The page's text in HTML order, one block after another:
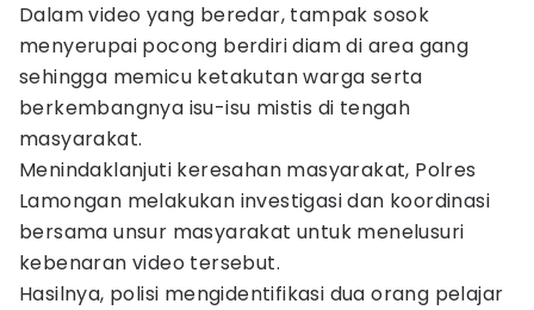
Dalam video yang beredar, tampak sosok
menyerupai pocong berdiri diam di area gang
sehingga memicu ketakutan warga serta
berkembangnya isu-isu mistis di tengah
masyarakat.
Menindaklanjuti keresahan masyarakat, Polres
Lamongan melakukan investigasi dan koordinasi
bersama unsur masyarakat untuk menelusuri
kebenaran video tersebut.
Hasilnya, polisi mengidentifikasi dua orang pelajar